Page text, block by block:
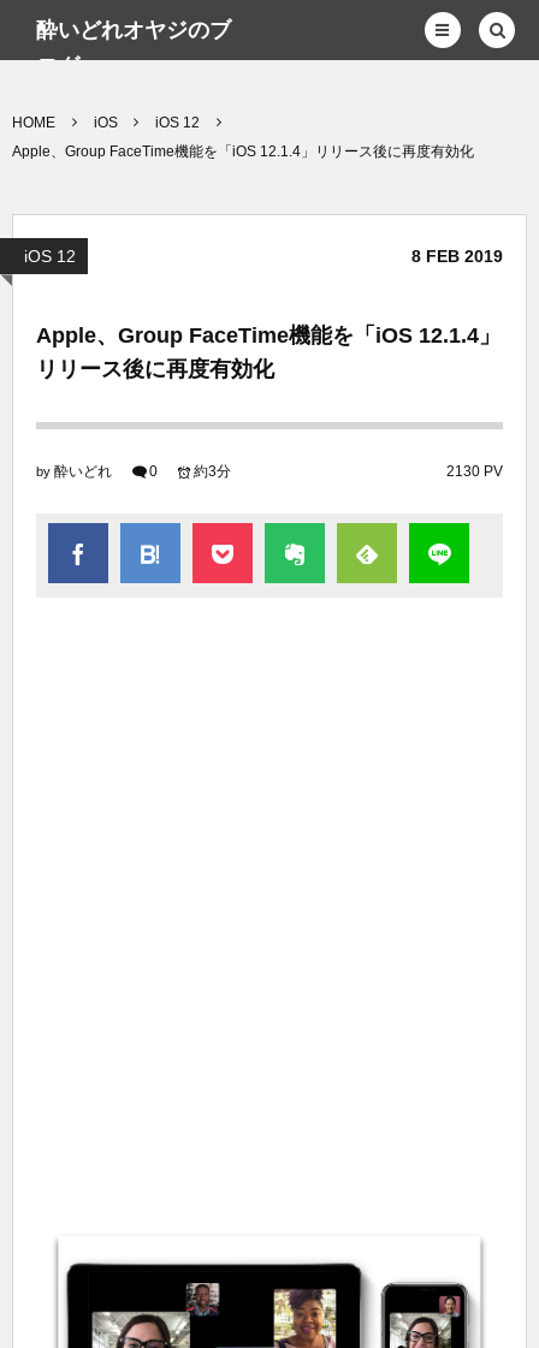
酔いどれオヤジのブ
ログwp
HOME iOS
iOS 12
Apple、Group FaceTime機能を「iOS 12.1.4」リリース後に再度有効化
iOS 12 8 FEB 2019
Apple、Group FaceTime機能を「iOS 12.1.4」
リリース後に再度有効化
by 酔いどれ 0 2130 PV
約3分